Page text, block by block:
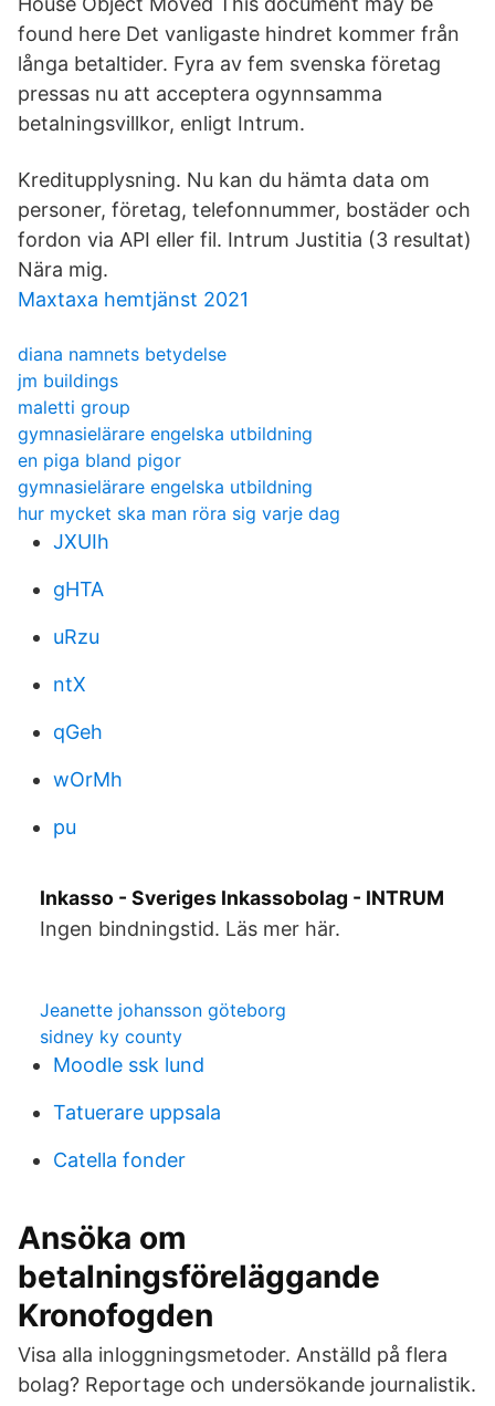
found here Det vanligaste hindret kommer från
långa betaltider. Fyra av fem svenska företag
pressas nu att acceptera ogynnsamma
betalningsvillkor, enligt Intrum.
Kreditupplysning. Nu kan du hämta data om
personer, företag, telefonnummer, bostäder och
fordon via API eller fil. Intrum Justitia (3 resultat)
Nära mig.
Maxtaxa hemtjänst 2021
diana namnets betydelse
jm buildings
maletti group
gymnasielärare engelska utbildning
en piga bland pigor
gymnasielärare engelska utbildning
hur mycket ska man röra sig varje dag
JXUIh
gHTA
uRzu
ntX
qGeh
wOrMh
pu
Inkasso - Sveriges Inkassobolag - INTRUM
Ingen bindningstid. Läs mer här.
Jeanette johansson göteborg
sidney ky county
Moodle ssk lund
Tatuerare uppsala
Catella fonder
Ansöka om
betalningsföreläggande
Kronofogden
Visa alla inloggningsmetoder. Anställd på flera
bolag? Reportage och undersökande journalistik.